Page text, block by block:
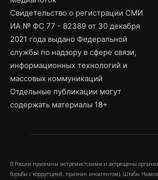
Свидетельство о регистрации СМИ
ИА № ФС 77 - 82389 от 30 декабря
2021 года выдано Федеральной
службы по надзору в сфере связи,
информационных технологий и
массовых коммуникаций
Отдельные публикации могут
содержать материалы 18+
В России признаны экстремистскими и запрещены
борьбы с коррупцией, признан иноагентом), Штабы